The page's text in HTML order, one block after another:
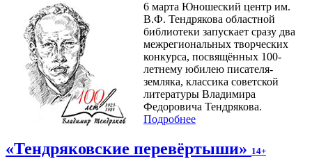
6 марта Юношеский центр им.
В.Ф. Тендрякова областной
библиотеки запускает сразу два
межрегиональных творческих
конкурса, посвящённых 100-
летнему юбилею писателя-
земляка, классика советской
литературы Владимира
Федоровича Тендрякова.
Подробнее
«Тендряковские перевёртыши» 14+